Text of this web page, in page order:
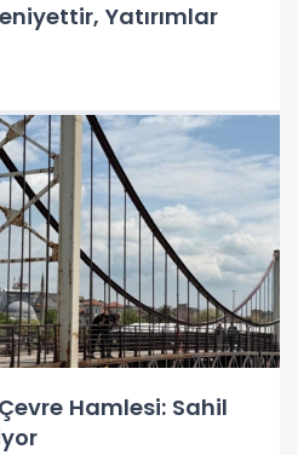
Yatırımlar
Çevre Hamlesi: Sahil